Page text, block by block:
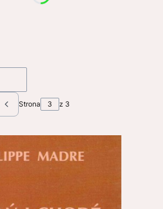
Poprzednie produkty
Strona z 3